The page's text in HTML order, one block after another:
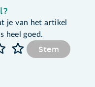
je van het artikel
heel goed.
Stem